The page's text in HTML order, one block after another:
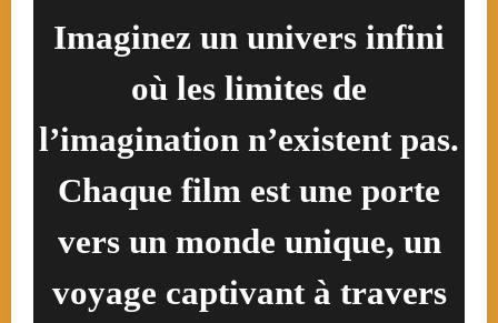
Imaginez un univers infini
où les limites de
l’imagination n’existent pas.
Chaque film est une porte
vers un monde unique, un
voyage captivant à travers